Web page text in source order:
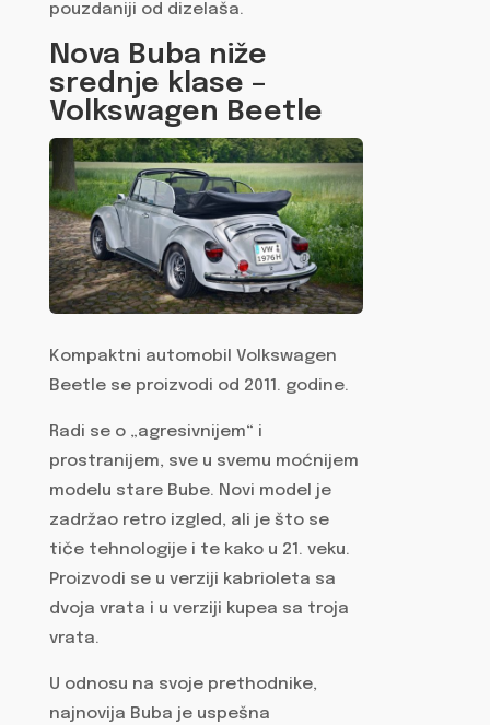
pouzdaniji od dizelaša.
Nova Buba niže
srednje klase –
Volkswagen Beetle
Kompaktni automobil Volkswagen
Beetle se proizvodi od 2011. godine.
Radi se o „agresivnijem“ i
prostranijem, sve u svemu moćnijem
modelu stare Bube. Novi model je
zadržao retro izgled, ali je što se
tiče tehnologije i te kako u 21. veku.
Proizvodi se u verziji kabrioleta sa
dvoja vrata i u verziji kupea sa troja
vrata.
U odnosu na svoje prethodnike,
najnovija Buba je uspešna